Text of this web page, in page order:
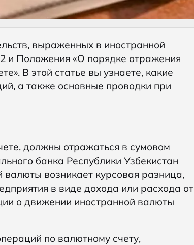
выраженных в иностранной
и Положения «О порядке отражения
В этой статье вы узнаете, какие
а также основные проводки при
должны отражаться в сумовом
банка Республики Узбекистан
возникает курсовая разница,
в виде дохода или расхода от
о движении иностранной валюты
по валютному счету,